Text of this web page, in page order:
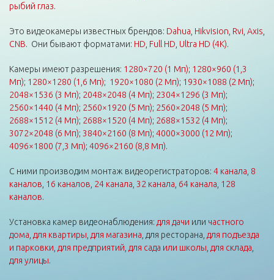
рыбий глаз.
Это видеокамеры известных брендов: Dahua Hikvision Rvi Axis
CNB. Они бывают форматами: HD Full HD Ultra HD (4K).
Камеры имеют разрешения: 1280×720 (1 Мп); 1280×960 (1,3
Мп); 1280×1280 (1,6 Мп); 1920×1080 (2 Мп); 1930×1088 (2 Мп);
2048×1536 (3 Мп); 2048×2048 (4 Мп); 2304×1296 (3 Мп);
2560×1440 (4 Мп); 2560×1920 (5 Мп); 2560×2048 (5 Мп);
2688×1512 (4 Мп); 2688×1520 (4 Мп); 2688×1532 (4 Мп);
3072×2048 (6 Мп); 3840×2160 (8 Мп); 4000×3000 (12 Мп);
4096×1800 (7,3 Мп); 4096×2160 (8,8 Мп).
С ними производим монтаж видеорегистраторов: 4 канала 8
каналов 16 каналов 24 канала 32 канала 64 канала 128
каналов.
Установка камер видеонаблюдения: для дачи или частного
дома для квартиры для магазина , для ресторана, для подъезда
и парковки для предприятий для сада или школы для склада
для улицы.